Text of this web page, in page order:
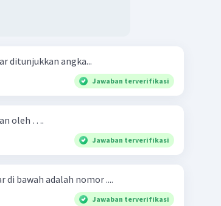
ditunjukkan angka...
Jawaban terverifikasi
oleh ….
Jawaban terverifikasi
bawah adalah nomor ....
Jawaban terverifikasi